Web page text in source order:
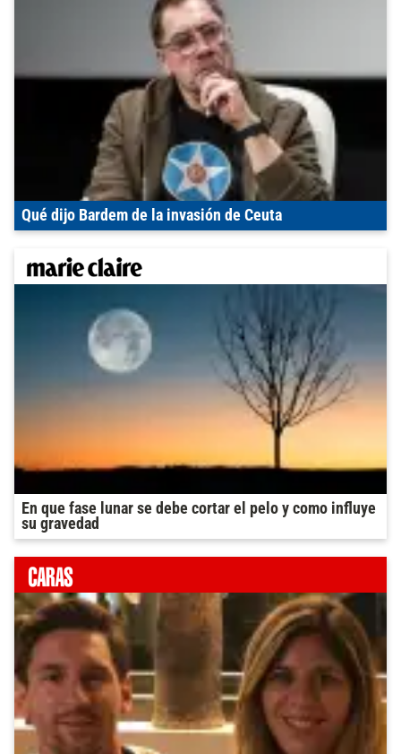
Qué dijo Bardem de la invasión de Ceuta
En que fase lunar se debe cortar el pelo y como influye
su gravedad